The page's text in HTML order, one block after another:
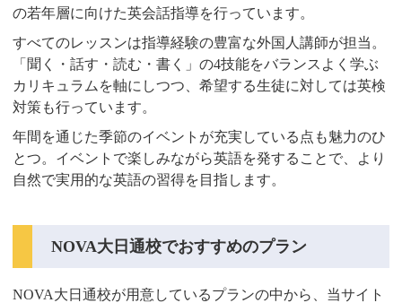
の若年層に向けた英会話指導を行っています。
すべてのレッスンは指導経験の豊富な外国人講師が担当。
「聞く・話す・読む・書く」の4技能をバランスよく学ぶ
カリキュラムを軸にしつつ、希望する生徒に対しては英検
対策も行っています。
年間を通じた季節のイベントが充実している点も魅力のひ
とつ。イベントで楽しみながら英語を発することで、より
自然で実用的な英語の習得を目指します。
NOVA大日通校でおすすめのプラン
NOVA大日通校が用意しているプランの中から、当サイト